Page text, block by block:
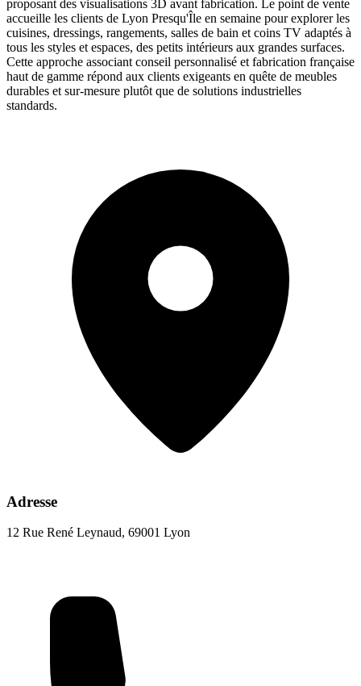
proposant des visualisations 3D avant fabrication. Le point de vente
accueille les clients de Lyon Presqu'Île en semaine pour explorer les
cuisines, dressings, rangements, salles de bain et coins TV adaptés à
tous les styles et espaces, des petits intérieurs aux grandes surfaces.
Cette approche associant conseil personnalisé et fabrication française
haut de gamme répond aux clients exigeants en quête de meubles
durables et sur-mesure plutôt que de solutions industrielles
standards.
Adresse
12 Rue René Leynaud, 69001 Lyon